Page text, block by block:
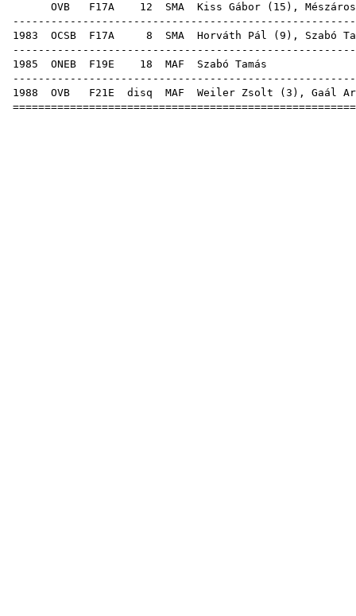
OVB F17A 12 SMA Kiss Gábor ( 15 ),
1983 OCSB F17A 8 SMA Horváth Pál ( 9 ), Szabó
1985 ONEB F19E 18 MAF
1988 OVB F21E disq MAF Weiler Zsolt ( 3 ), Gaál